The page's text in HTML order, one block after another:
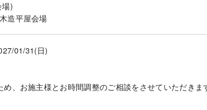
)
造平屋会場
01/31(日)
め、お施主様とお時間調整のご相談をさせていただきま